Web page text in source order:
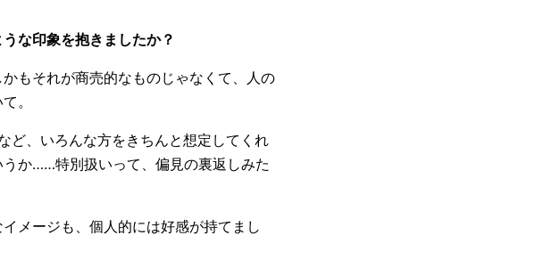
な印象を抱きましたか？
もそれが商売的なものじゃなくて、人の
。
ど、いろんな方をきちんと想定してくれ
か……特別扱いって、偏見の裏返しみた
メージも、個人的には好感が持てまし